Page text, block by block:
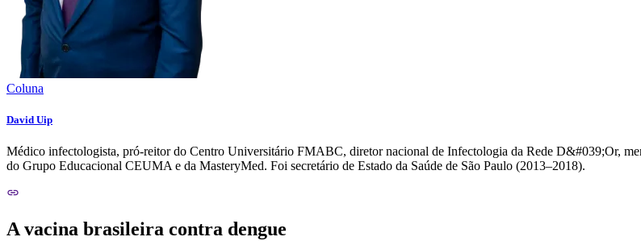
Coluna
David Uip
Médico infectologista, pró-reitor do Centro Universitário FMABC, diretor nacional de Infectologia da Rede D&#039;Or,
do Grupo Educacional CEUMA e da MasteryMed. Foi secretário de Estado da Saúde de São Paulo (2013–2018).
A vacina brasileira contra dengue